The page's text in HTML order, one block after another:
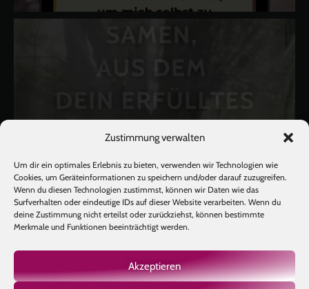
Zustimmung verwalten
Um dir ein optimales Erlebnis zu bieten, verwenden wir Technologien wie
Cookies, um Geräteinformationen zu speichern und/oder darauf zuzugreifen.
Wenn du diesen Technologien zustimmst, können wir Daten wie das
Surfverhalten oder eindeutige IDs auf dieser Website verarbeiten. Wenn du
deine Zustimmung nicht erteilst oder zurückziehst, können bestimmte
Merkmale und Funktionen beeinträchtigt werden.
Akzeptieren